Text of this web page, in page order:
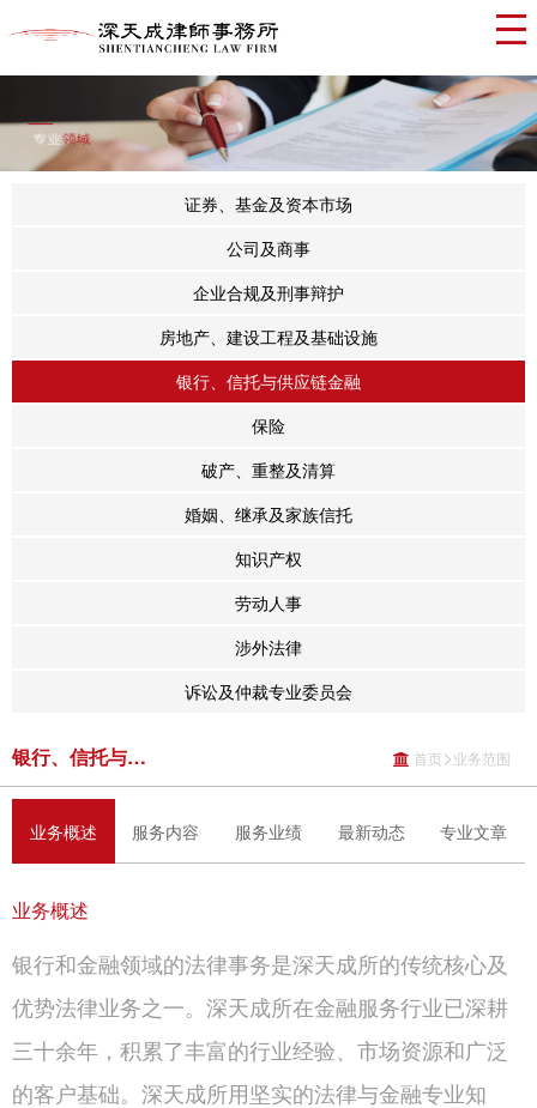
证券、基金及资本市场
公司及商事
企业合规及刑事辩护
房地产、建设工程及基础设施
银行、信托与供应链金融
保险
破产、重整及清算
婚姻、继承及家族信托
知识产权
劳动人事
涉外法律
诉讼及仲裁专业委员会
银行、信托与供应链金融 首页>业务范围
业务概述 服务内容 服务业绩 最新动态 专业文章
业务概述
银行和金融领域的法律事务是深天成所的传统核心及
优势法律业务之一。深天成所在金融服务行业已深耕
三十余年，积累了丰富的行业经验、市场资源和广泛
的客户基础。深天成所用坚实的法律与金融专业知